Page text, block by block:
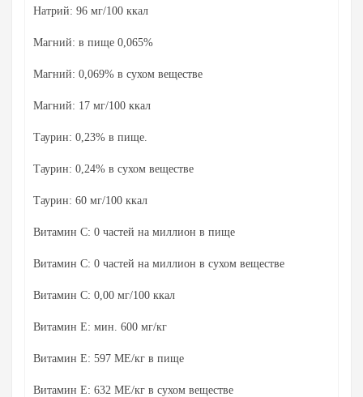
Натрий: 96 мг/100 ккал
Магний: в пище 0,065%
Магний: 0,069% в сухом веществе
Магний: 17 мг/100 ккал
Таурин: 0,23% в пище.
Таурин: 0,24% в сухом веществе
Таурин: 60 мг/100 ккал
Витамин С: 0 частей на миллион в пище
Витамин С: 0 частей на миллион в сухом веществе
Витамин С: 0,00 мг/100 ккал
Витамин Е: мин. 600 мг/кг
Витамин Е: 597 МЕ/кг в пище
Витамин Е: 632 МЕ/кг в сухом веществе